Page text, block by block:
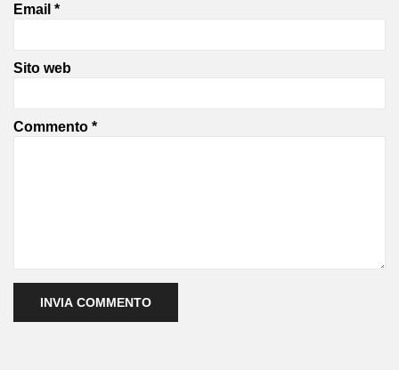
Email *
Sito web
Commento *